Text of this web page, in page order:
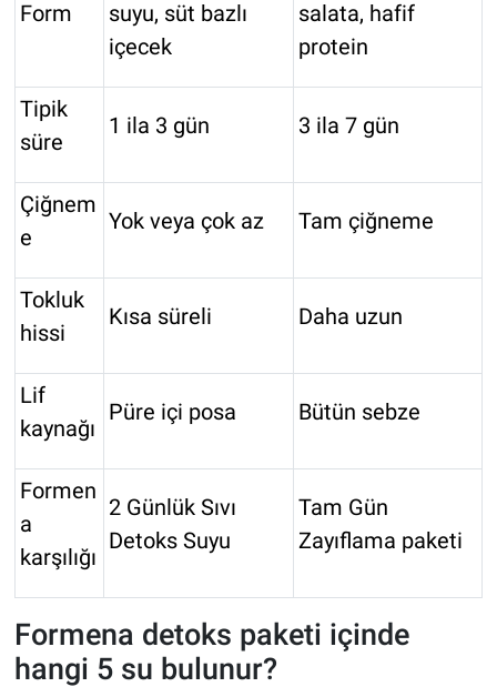
Form
suyu, süt bazlı
içecek
salata, hafif
protein
Tipik
süre
1 ila 3 gün 3 ila 7 gün
Çiğnem
e
Yok veya çok az Tam çiğneme
Tokluk
hissi
Kısa süreli Daha uzun
Lif
kaynağı
Püre içi posa Bütün sebze
Formen
a
karşılığı
2 Günlük Sıvı
Detoks Suyu
Tam Gün
Zayıflama paketi
Formena detoks paketi içinde
hangi 5 su bulunur?